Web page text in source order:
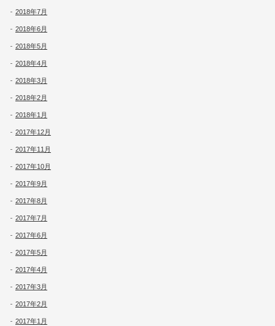
2018年7月
2018年6月
2018年5月
2018年4月
2018年3月
2018年2月
2018年1月
2017年12月
2017年11月
2017年10月
2017年9月
2017年8月
2017年7月
2017年6月
2017年5月
2017年4月
2017年3月
2017年2月
2017年1月